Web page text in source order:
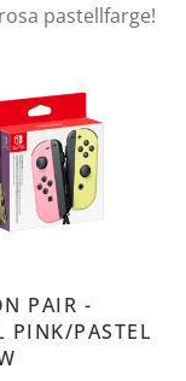
pastellfarge!
PAIR -
PINK/PASTEL